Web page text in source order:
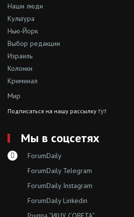
Наши люди
Культура
Нью-Йорк
Выбор редакции
Израиль
Колонки
Криминал
Мир
Подписаться на нашу рассылкутут
Мы в соцсетях
ForumDaily
ForumDaily Telegram
ForumDaily Instagram
ForumDaily Linkedin